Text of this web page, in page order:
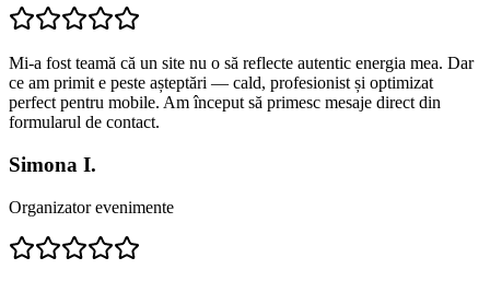
Mi-a fost teamă că un site nu o să reflecte autentic energia mea. Dar
ce am primit e peste așteptări — cald, profesionist și optimizat
perfect pentru mobile. Am început să primesc mesaje direct din
formularul de contact.
Simona I.
Organizator evenimente